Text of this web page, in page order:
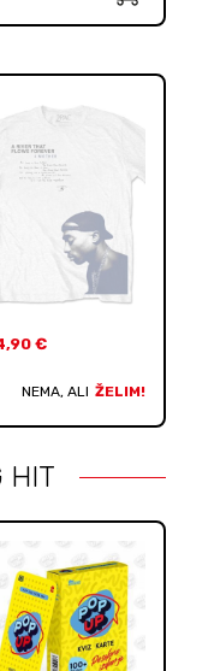
€
NEMA, ALI ŽELIM!
HIT